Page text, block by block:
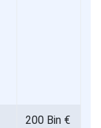
200 Bin €